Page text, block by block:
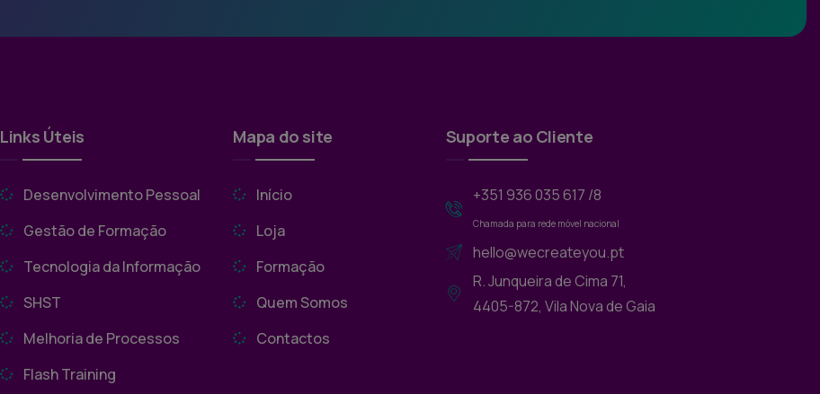
Links Úteis
Desenvolvimento Pessoal
Gestão de Formação
Tecnologia da Informação
SHST
Melhoria de Processos
Flash Training
Mapa do site
Início
Loja
Formação
Quem Somos
Contactos
Suporte ao Cliente
+351 936 035 617 /8
Chamada para rede móvel nacional
hello@wecreateyou.pt
R. Junqueira de Cima 71,
4405-872, Vila Nova de Gaia